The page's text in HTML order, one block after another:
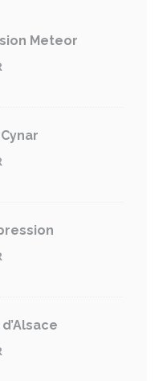
Meteor